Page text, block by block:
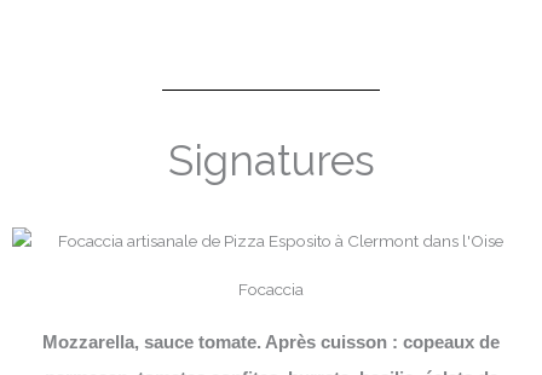
Signatures
Focaccia
Mozzarella, sauce tomate. Après cuisson : copeaux de